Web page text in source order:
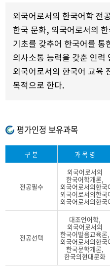
외국어로서의 한국어학 전
한국 문화, 외국어로서의
기초를 갖추어 한국어를 통
의사소통 능력을 갖춘 인력
외국어로서의 한국어 교육
목적으로 한다.
평가인정 보유과목
구 분 과 목 명
전공필수
외국어로서의
한국어학개론,
외국어로서의한국
외국어로서의한국
외국어로서의한국
전공선택
대조언어학,
외국어로서의
한국어발음교육론,
외국어로서의한국
한국문학개론,
한국의현대문화